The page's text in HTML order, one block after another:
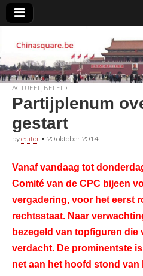
ACTUEEL BELEID
Partijplenum
gestart
byeditor • 20 oktober 2014
Vanaf vandaag tot
Comité van de CPC bijeen
vergadering, voor het eerst
rechtsstaat. Naar
bezegeld van topfiguren die
verdacht. De prominentste
net aan het hoofd stond van